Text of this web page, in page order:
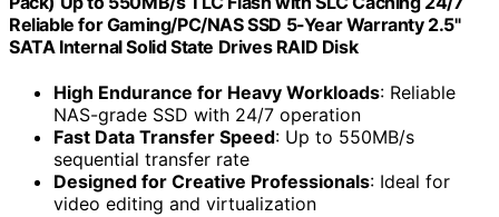
Reliable for Gaming/PC/NAS SSD 5-Year Warranty 2.5"
SATA Internal Solid State Drives RAID Disk
High Endurance for Heavy Workloads: Reliable
NAS-grade SSD with 24/7 operation
Fast Data Transfer Speed: Up to 550MB/s
sequential transfer rate
Designed for Creative Professionals: Ideal for
video editing and virtualization